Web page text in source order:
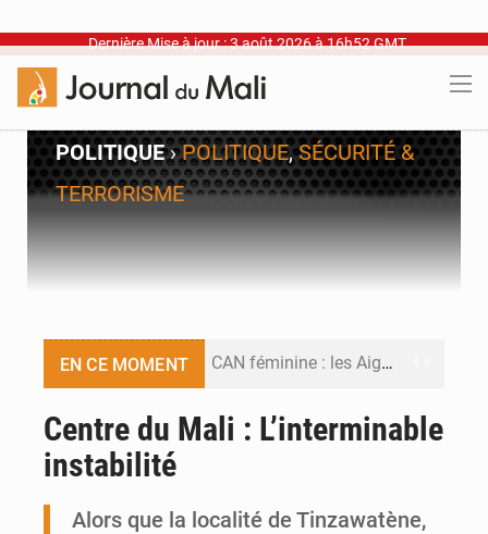
Dernière Mise à jour : 3 août 2026 à 16h52 GMT
POLITIQUE›POLITIQUE,SÉCURITÉ &
TERRORISME
EN CE MOMENT CAN féminine : les Aigles Dames se relancent
Mobilité étudiante : une présence africaine en hausse dans les universités russes
Centre du Mali : L’interminable
instabilité
Alors que la localité de Tinzawatène,